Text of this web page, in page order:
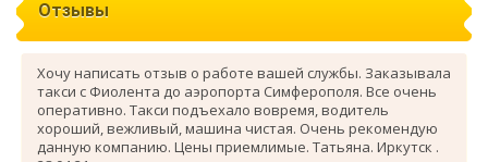
Отзывы
Хочу написать отзыв о работе вашей службы. Заказывала
такси с Фиолента до аэропорта Симферополя. Все очень
оперативно. Такси подъехало вовремя, водитель
хороший, вежливый, машина чистая. Очень рекомендую
данную компанию. Цены приемлимые. Татьяна. Иркутск .